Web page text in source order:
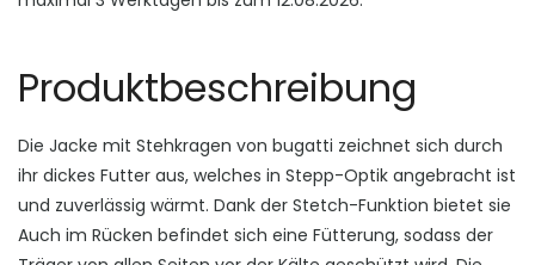
Produktbeschreibung
Die Jacke mit Stehkragen von bugatti zeichnet sich durch
ihr dickes Futter aus, welches in Stepp-Optik angebracht ist
und zuverlässig wärmt. Dank der Stetch-Funktion bietet sie
Auch im Rücken befindet sich eine Fütterung, sodass der